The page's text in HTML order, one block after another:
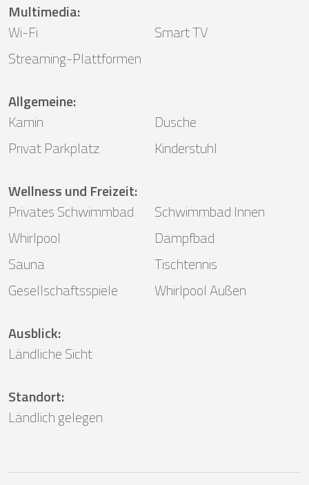
Multimedia:
Wi-Fi
Smart TV
Streaming-Plattformen
Allgemeine:
Kamin
Dusche
Privat Parkplatz
Kinderstuhl
Wellness und Freizeit:
Privates Schwimmbad
Schwimmbad Innen
Whirlpool
Dampfbad
Sauna
Tischtennis
Gesellschaftsspiele
Whirlpool Außen
Ausblick:
Ländliche Sicht
Standort:
Ländlich gelegen